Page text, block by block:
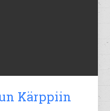
Kärppiin